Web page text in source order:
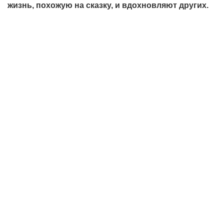
жизнь, похожую на сказку, и вдохновляют других.